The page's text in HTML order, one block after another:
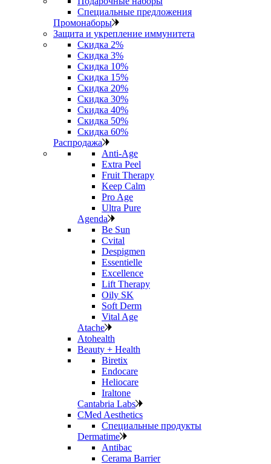
Специальные предложения
Промонаборы
Защита и укрепление иммунитета
Скидка 2%
Скидка 3%
Скидка 10%
Скидка 15%
Скидка 20%
Скидка 30%
Скидка 40%
Скидка 50%
Скидка 60%
Распродажа
Anti‑Age
Extra Peel
Fruit Therapy
Keep Calm
Pro Age
Ultra Pure
Agenda
Be Sun
Cvital
Despigmen
Essentielle
Excellence
Lift Therapy
Oily SK
Soft Derm
Vital Age
Atache
Atohealth
Beauty + Health
Biretix
Endocare
Heliocare
Iraltone
Cantabria Labs
CMed Aesthetics
Специальные продукты
Dermatime
Antibac
Cerama Barrier